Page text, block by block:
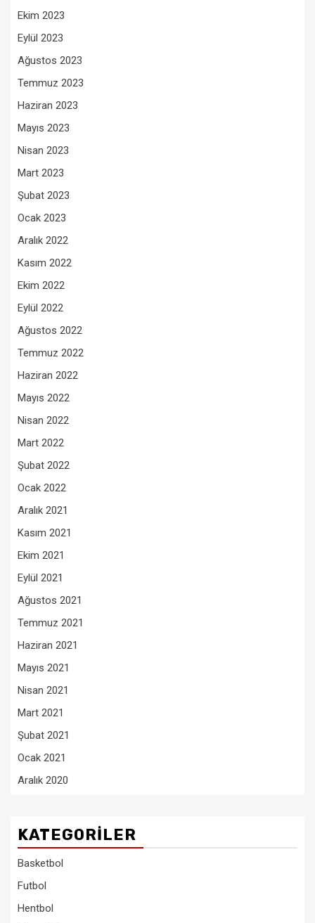
Ekim 2023
Eylül 2023
Ağustos 2023
Temmuz 2023
Haziran 2023
Mayıs 2023
Nisan 2023
Mart 2023
Şubat 2023
Ocak 2023
Aralık 2022
Kasım 2022
Ekim 2022
Eylül 2022
Ağustos 2022
Temmuz 2022
Haziran 2022
Mayıs 2022
Nisan 2022
Mart 2022
Şubat 2022
Ocak 2022
Aralık 2021
Kasım 2021
Ekim 2021
Eylül 2021
Ağustos 2021
Temmuz 2021
Haziran 2021
Mayıs 2021
Nisan 2021
Mart 2021
Şubat 2021
Ocak 2021
Aralık 2020
KATEGORILER
Basketbol
Futbol
Hentbol